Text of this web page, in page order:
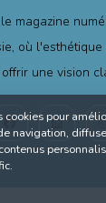
magazine
où
une vision
cookies pour
navigation,